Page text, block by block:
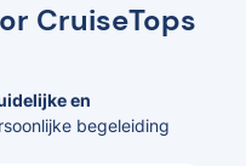
CruiseTops
en
begeleiding